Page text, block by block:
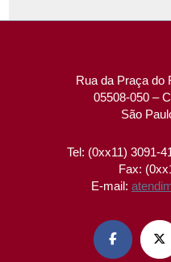
Rua da Praça do
05508-050 –
São
Tel: (0xx11) 3091-
Fax:
E-mail:
 